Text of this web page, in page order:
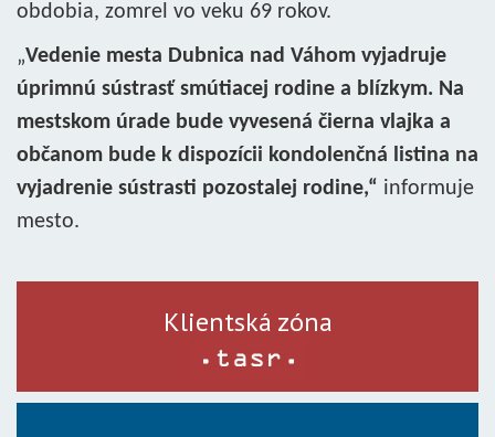
obdobia, zomrel vo veku 69 rokov.
„Vedenie mesta Dubnica nad Váhom vyjadruje
úprimnú sústrasť smútiacej rodine a blízkym. Na
mestskom úrade bude vyvesená čierna vlajka a
občanom bude k dispozícii kondolenčná listina na
vyjadrenie sústrasti pozostalej rodine,“ informuje
mesto.
Klientská zóna